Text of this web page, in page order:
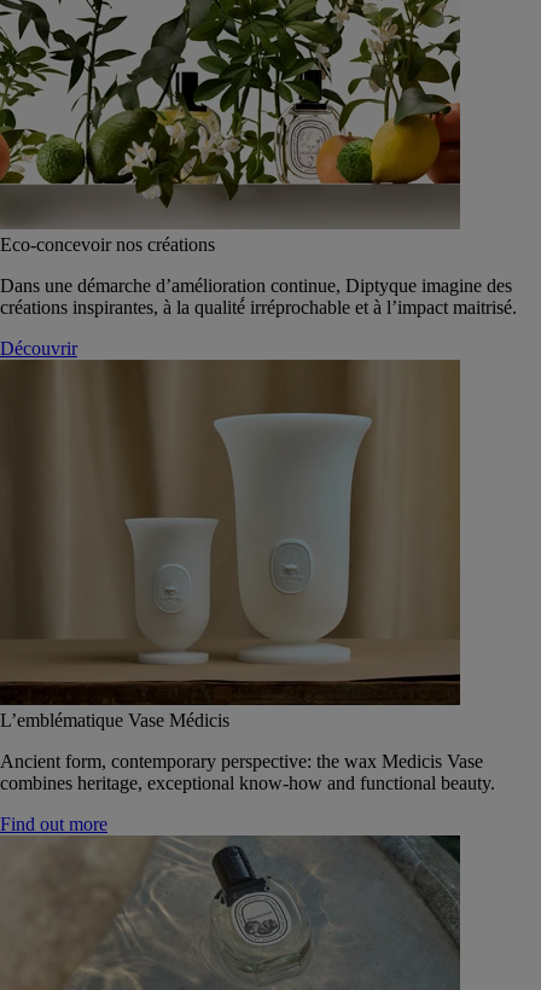
Eco-concevoir nos créations
Dans une démarche d’amélioration continue, Diptyque imagine des
créations inspirantes, à la qualité́ irréprochable et à l’impact maitrisé.
Découvrir
L’emblématique Vase Médicis
Ancient form, contemporary perspective: the wax Medicis Vase
combines heritage, exceptional know-how and functional beauty.
Find out more